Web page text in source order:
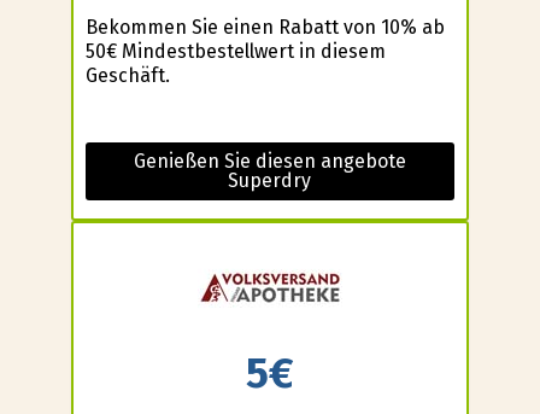
Bekommen Sie einen Rabatt von 10% ab
50€ Mindestbestellwert in diesem
Geschäft.
Genießen Sie diesen angebote
Superdry
5€